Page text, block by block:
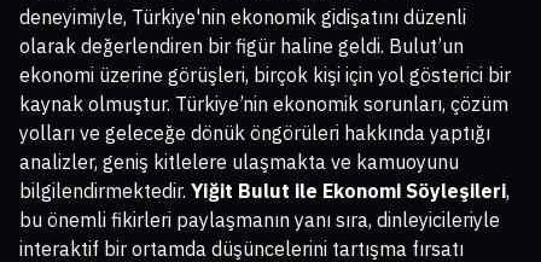
deneyimiyle, Türkiye'nin ekonomik gidişatını düzenli
olarak değerlendiren bir figür haline geldi. Bulut’un
ekonomi üzerine görüşleri, birçok kişi için yol gösterici bir
kaynak olmuştur. Türkiye’nin ekonomik sorunları, çözüm
yolları ve geleceğe dönük öngörüleri hakkında yaptığı
analizler, geniş kitlelere ulaşmakta ve kamuoyunu
bilgilendirmektedir. Yiğit Bulut ile Ekonomi Söyleşileri,
bu önemli fikirleri paylaşmanın yanı sıra, dinleyicileriyle
interaktif bir ortamda düşüncelerini tartışma fırsatı